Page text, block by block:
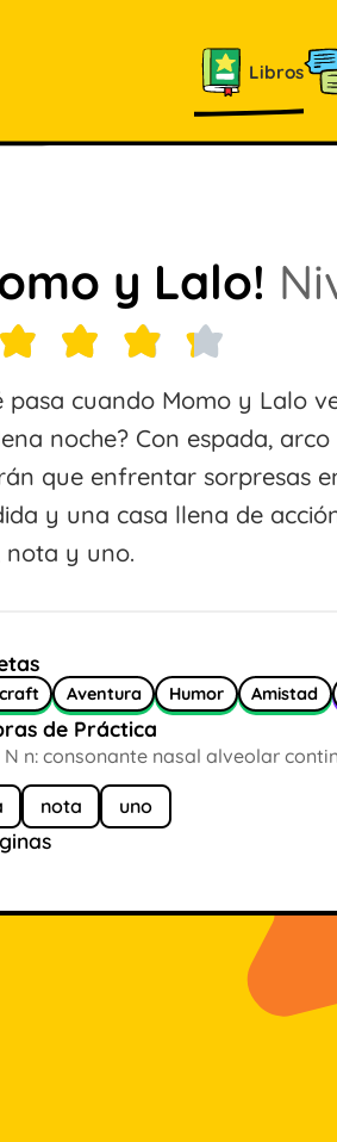
Libros
y Lalo!
pasa cuando Momo y Lalo
noche? Con espada,
que enfrentar sorpresas
y una casa llena de
nota y uno.
Aventura Humor Amistad
de Práctica
n: consonante nasal alveolar
nota uno